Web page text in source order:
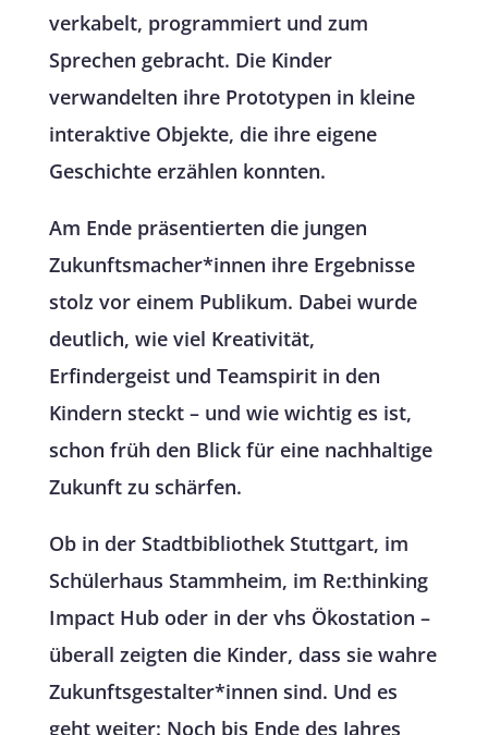
verkabelt, programmiert und zum
Sprechen gebracht. Die Kinder
verwandelten ihre Prototypen in kleine
interaktive Objekte, die ihre eigene
Geschichte erzählen konnten.
Am Ende präsentierten die jungen
Zukunftsmacher*innen ihre Ergebnisse
stolz vor einem Publikum. Dabei wurde
deutlich, wie viel Kreativität,
Erfindergeist und Teamspirit in den
Kindern steckt – und wie wichtig es ist,
schon früh den Blick für eine nachhaltige
Zukunft zu schärfen.
Ob in der Stadtbibliothek Stuttgart, im
Schülerhaus Stammheim, im Re:thinking
Impact Hub oder in der vhs Ökostation –
überall zeigten die Kinder, dass sie wahre
Zukunftsgestalter*innen sind. Und es
geht weiter: Noch bis Ende des Jahres